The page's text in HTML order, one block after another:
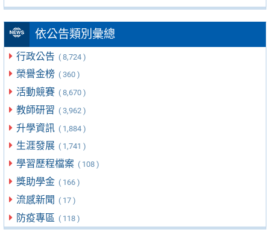
依公告類別彙總
行政公告 ( 8,724 )
榮譽金榜 ( 360 )
活動競賽 ( 8,670 )
教師研習 ( 3,962 )
升學資訊 ( 1,884 )
生涯發展 ( 1,741 )
學習歷程檔案 ( 108 )
獎助學金 ( 166 )
流感新聞 ( 17 )
防疫專區 ( 118 )